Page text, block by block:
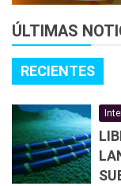
ÚLTIMAS
RECIENTES